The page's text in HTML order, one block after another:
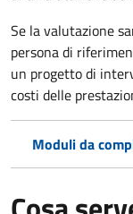
Se la valutazione
persona di
un progetto di
costi delle
Moduli da